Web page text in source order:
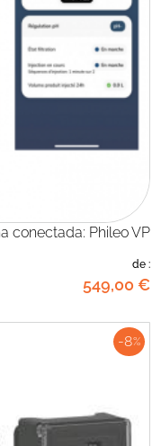
conectada: Phileo VP
de :
549,00 €
-8%